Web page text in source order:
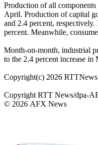
Production of all components
April. Production of capital
and 2.4 percent, respectively.
percent. Meanwhile,
Month-on-month, industrial
to the 2.4 percent increase in
Copyright(c) 2026
Copyright RTT News/dpa-
© 2026 AFX News